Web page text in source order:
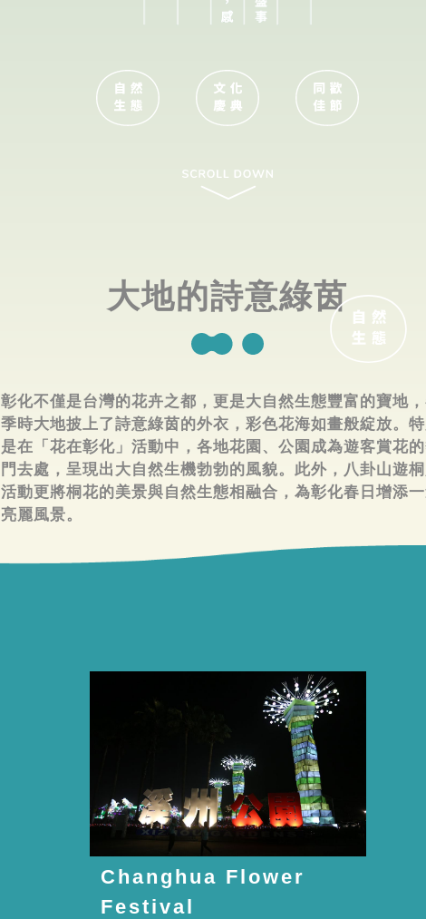
大地的詩意綠茵
彰化不僅是台灣的花卉之都，更是大自然生態豐富的寶地
季時大地披上了詩意綠茵的外衣，彩色花海如畫般綻放。特
是在「花在彰化」活動中，各地花園、公園成為遊客賞花
門去處，呈現出大自然生機勃勃的風貌。此外，八卦山遊
活動更將桐花的美景與自然生態相融合，為彰化春日增添
亮麗風景。
Changhua Flower
Festival